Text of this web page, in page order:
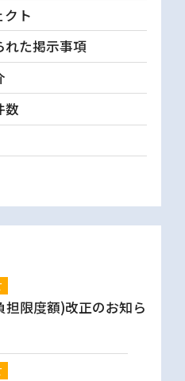
クト
れた掲示事項
数
限度額)改正のお知ら